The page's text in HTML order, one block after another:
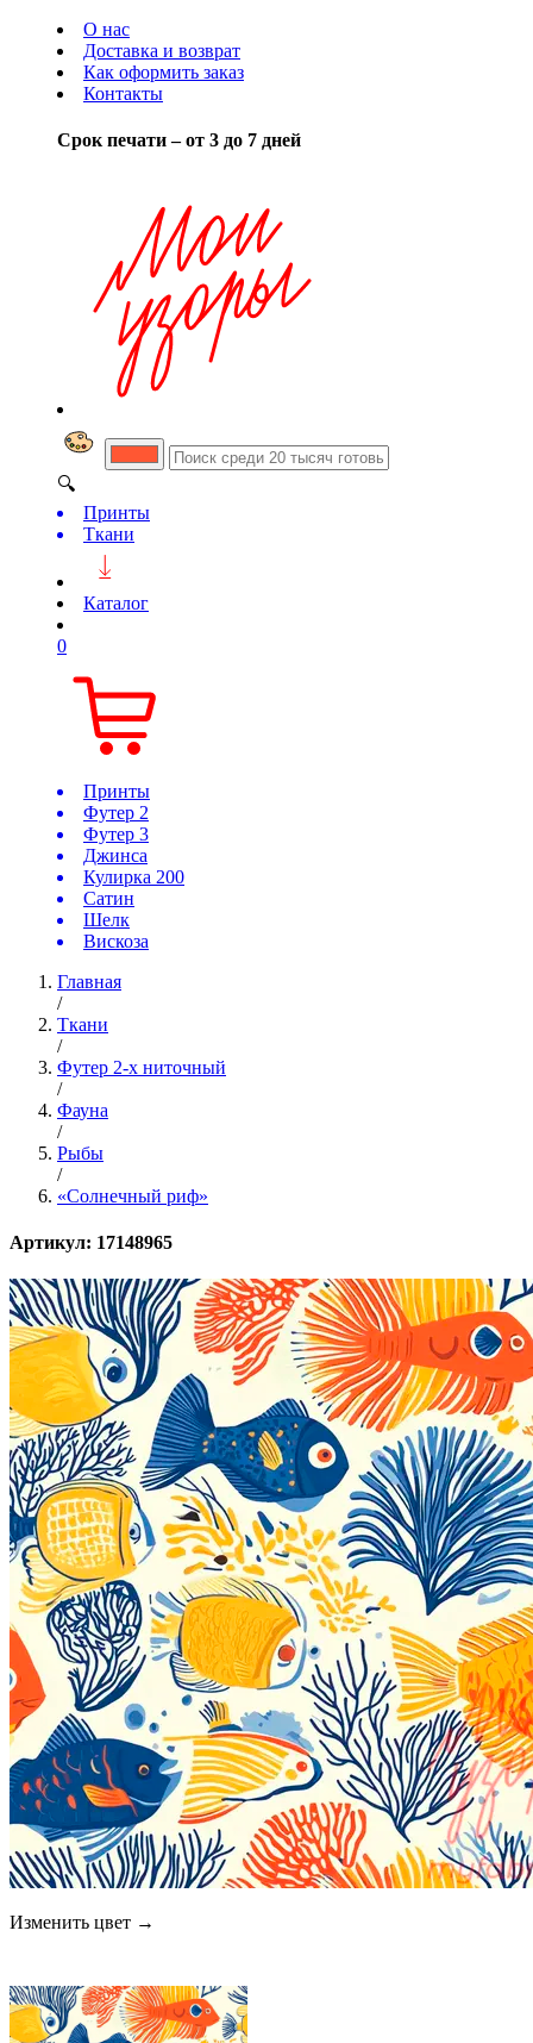
О нас
Доставка и возврат
Как оформить заказ
Контакты
Срок печати – от 3 до 7 дней
🔍
Принты
Ткани
Каталог
0
Принты
Футер 2
Футер 3
Джинса
Кулирка 200
Сатин
Шелк
Вискоза
Главная
/
Ткани
/
Футер 2-х ниточный
/
Фауна
/
Рыбы
/
«Солнечный риф»
Артикул: 17148965
Изменить цвет →